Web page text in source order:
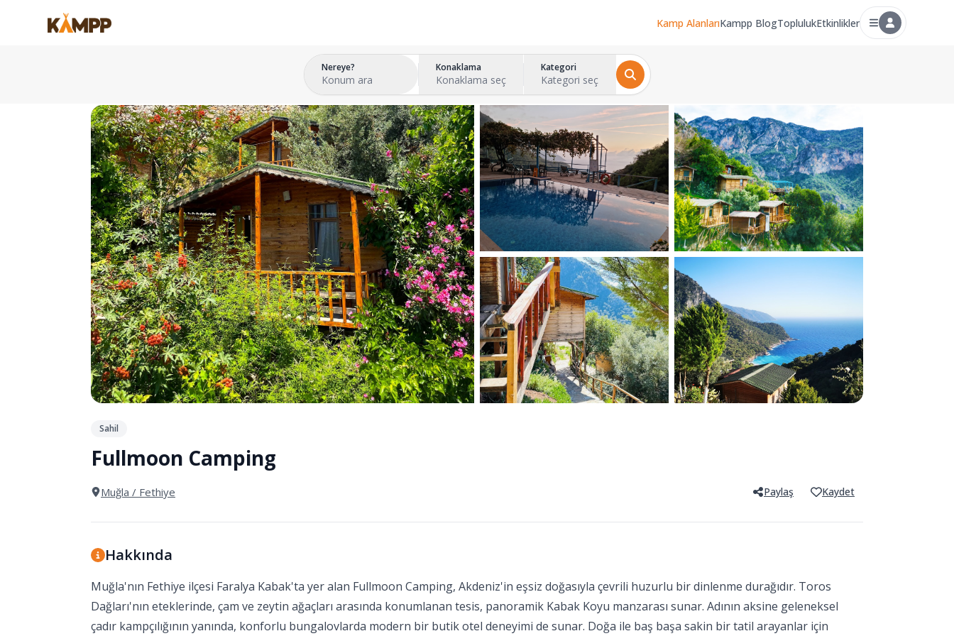
Kamp AlanlarıKampp BlogToplulukEtkinlikler
Nereye?
Konum ara
Konaklama
Konaklama seç
Kategori
Kategori seç
Sahil
Fullmoon Camping
Muğla / Fethiye Paylaş Kaydet
Hakkında
Muğla'nın Fethiye ilçesi Faralya Kabak'ta yer alan Fullmoon Camping, Akdeniz'in eşsiz doğasıyla çevrili huzurlu bir dinlenme durağıdır. Toros
Dağları'nın eteklerinde, çam ve zeytin ağaçları arasında konumlanan tesis, panoramik Kabak Koyu manzarası sunar. Adının aksine geleneksel
çadır kampçılığının yanında, konforlu bungalovlarda modern bir butik otel deneyimi de sunar. Doğa ile baş başa sakin bir tatil arayanlar için